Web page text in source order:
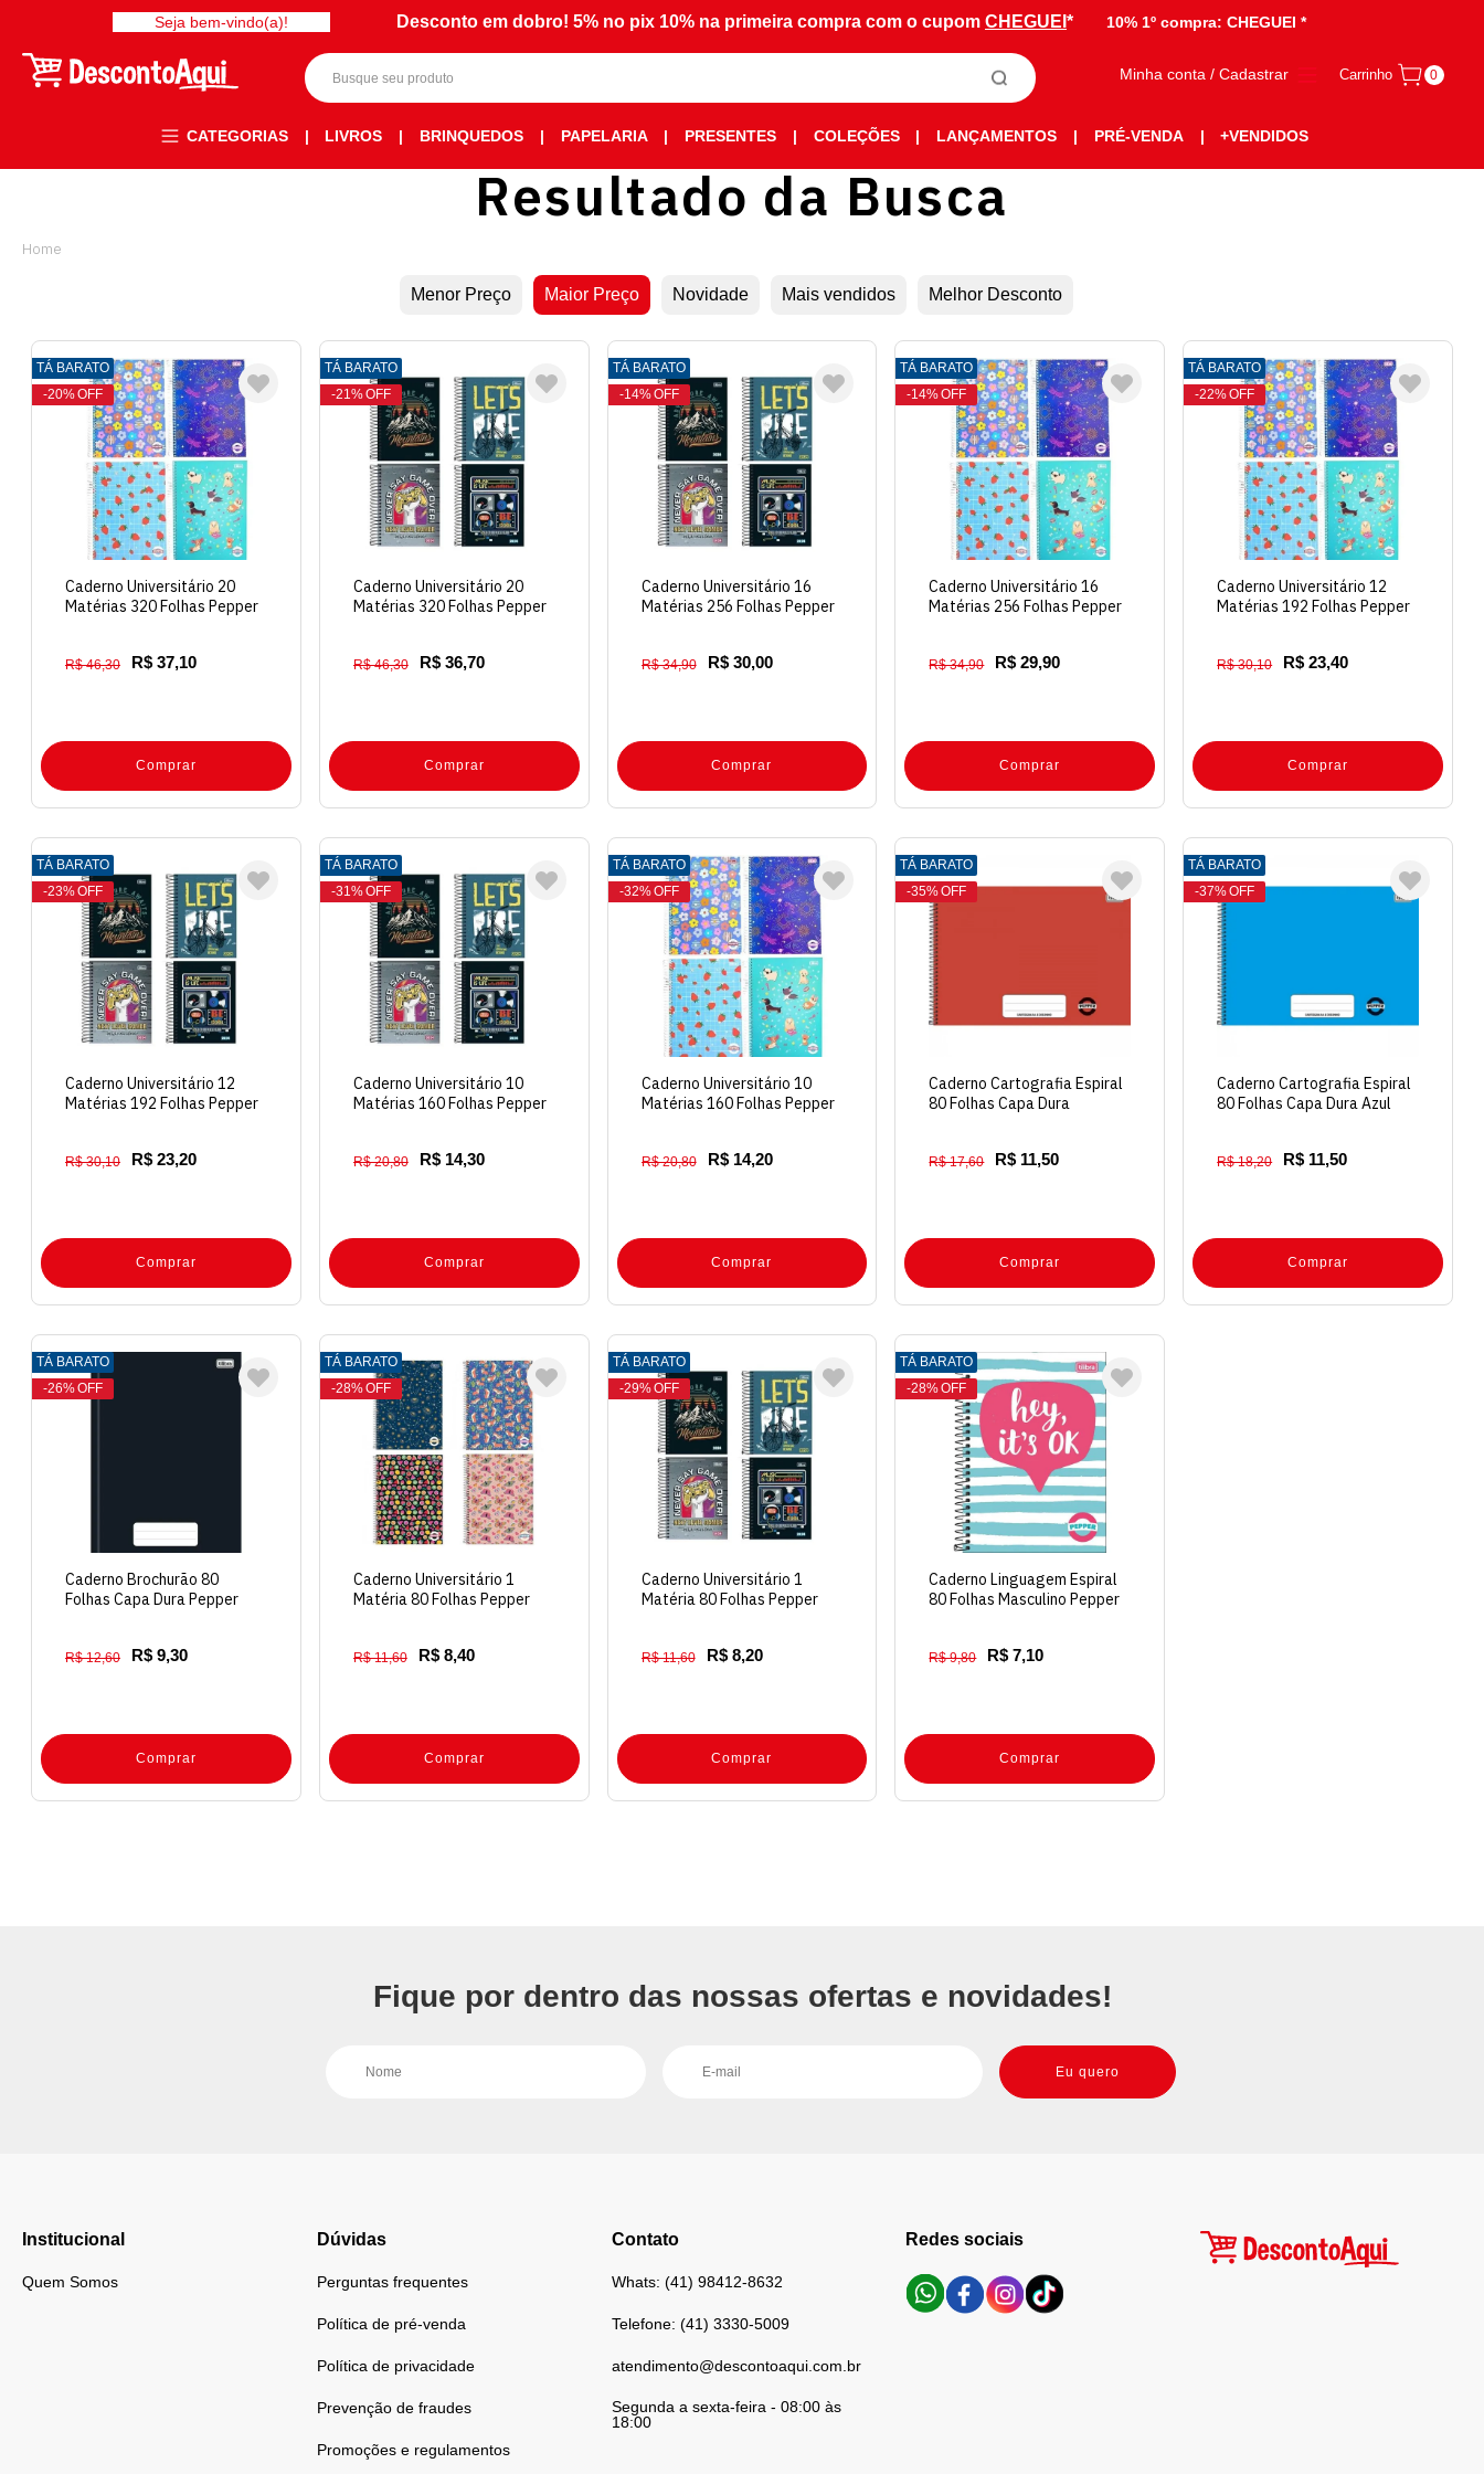
Seja bem-vindo(a)! Desconto em dobro! 5% no pix 10% na primeira compra com o cupom CHEGUEI * 10% 1º compra: CHEGUEI *
Minha conta / Cadastrar Carrinho 0
CATEGORIAS | LIVROS | BRINQUEDOS | PAPELARIA | PRESENTES | COLEÇÕES | LANÇAMENTOS | PRÉ-VENDA | +VENDIDOS
Resultado da Busca
Menor Preço Maior Preço Novidade Mais vendidos Melhor Desconto
TÁ BARATO
20%OFF
Caderno Universitário 20
Matérias 320 Folhas Pepper
R$ 46,30 R$ 37,10
Comprar
TÁ BARATO
21%OFF
Caderno Universitário 20
Matérias 320 Folhas Pepper
R$ 46,30 R$ 36,70
Comprar
TÁ BARATO
14%OFF
Caderno Universitário 16
Matérias 256 Folhas Pepper
R$ 34,90 R$ 30,00
Comprar
TÁ BARATO
14%OFF
Caderno Universitário 16
Matérias 256 Folhas Pepper
R$ 34,90 R$ 29,90
Comprar
TÁ BARATO
22%OFF
Caderno Universitário 12
Matérias 192 Folhas Pepper
R$ 30,10 R$ 23,40
Comprar
TÁ BARATO
23%OFF
Caderno Universitário 12
Matérias 192 Folhas Pepper
R$ 30,10 R$ 23,20
Comprar
TÁ BARATO
31%OFF
Caderno Universitário 10
Matérias 160 Folhas Pepper
R$ 20,80 R$ 14,30
Comprar
TÁ BARATO
32%OFF
Caderno Universitário 10
Matérias 160 Folhas Pepper
R$ 20,80 R$ 14,20
Comprar
TÁ BARATO
35%OFF
Caderno Cartografia Espiral
80 Folhas Capa Dura
R$ 17,60 R$ 11,50
Comprar
TÁ BARATO
37%OFF
Caderno Cartografia Espiral
80 Folhas Capa Dura Azul
R$ 18,20 R$ 11,50
Comprar
TÁ BARATO
26%OFF
Caderno Brochurão 80
Folhas Capa Dura Pepper
R$ 12,60 R$ 9,30
Comprar
TÁ BARATO
28%OFF
Caderno Universitário 1
Matéria 80 Folhas Pepper
R$ 11,60 R$ 8,40
Comprar
TÁ BARATO
29%OFF
Caderno Universitário 1
Matéria 80 Folhas Pepper
R$ 11,60 R$ 8,20
Comprar
TÁ BARATO
28%OFF
Caderno Linguagem Espiral
80 Folhas Masculino Pepper
R$ 9,80 R$ 7,10
Comprar
Fique por dentro das nossas ofertas e novidades!
Eu quero
Institucional
Quem Somos
Dúvidas
Perguntas frequentes
Política de pré-venda
Política de privacidade
Prevenção de fraudes
Promoções e regulamentos
Contato
Whats: (41) 98412-8632
Telefone: (41) 3330-5009
atendimento@descontoaqui.com.br
Segunda a sexta-feira - 08:00 às
18:00
Redes sociais